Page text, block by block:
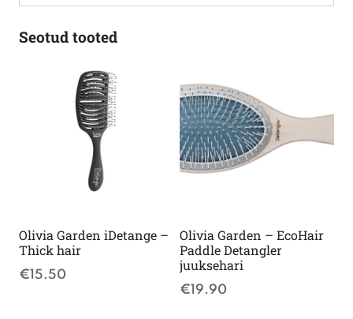
Seotud tooted
Olivia Garden iDetange –
Thick hair
€15.50
Olivia Garden – EcoHair
Paddle Detangler
juuksehari
€19.90